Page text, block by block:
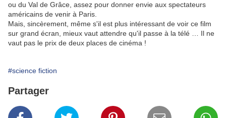
ou du Val de Grâce, assez pour donner envie aux spectateurs
américains de venir à Paris.
Mais, sincèrement, même s'il est plus intéressant de voir ce film
sur grand écran, mieux vaut attendre qu'il passe à la télé … Il ne
vaut pas le prix de deux places de cinéma !
#science fiction
Partager